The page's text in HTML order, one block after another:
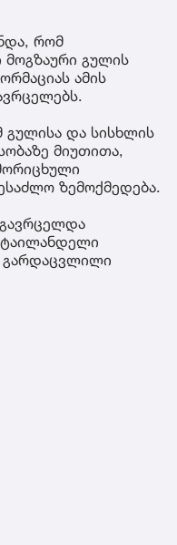
რომ
გულის
ამის
გულისა და სისხლის
მიუთითა,
ზემოქმედება.